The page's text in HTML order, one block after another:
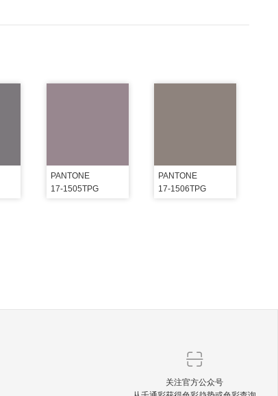
PANTONE
17-1505TPG
PANTONE
17-1506TPG
关注官方公众号